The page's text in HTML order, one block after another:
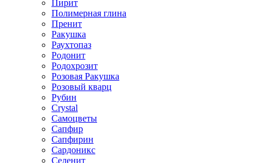
Пирит
Полимерная глина
Пренит
Ракушка
Раухтопаз
Родонит
Родохрозит
Розовая Ракушка
Розовый кварц
Рубин
Сrystal
Самоцветы
Сапфир
Сапфирин
Сардоникс
Селенит